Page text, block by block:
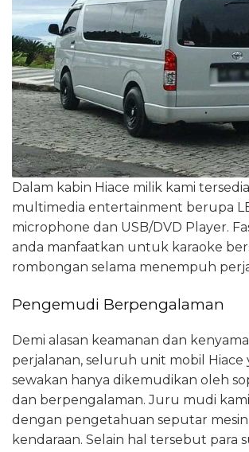
Dalam kabin Hiace milik kami
multimedia entertainment berupa
microphone dan USB/DVD Player.
anda manfaatkan untuk karaoke
rombongan selama menempuh
Pengemudi Berpengalaman
Demi alasan keamanan dan
perjalanan, seluruh unit mobil Hiace
sewakan hanya dikemudikan oleh
dan berpengalaman. Juru mudi
dengan pengetahuan seputar
kendaraan. Selain hal tersebut para